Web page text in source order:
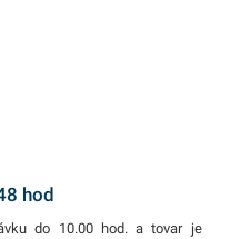
hod
do 10.00 hod. a tovar je